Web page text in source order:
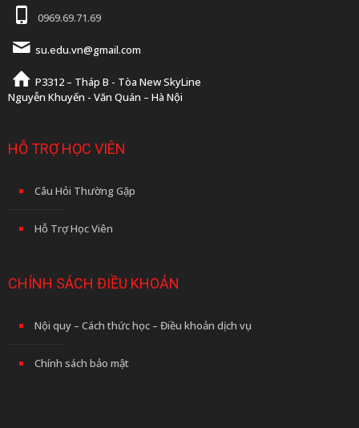
0969.69.71.69
su.edu.vn@gmail.com
P3312 – Tháp B - Tòa New SkyLine
Nguyễn Khuyến - Văn Quán – Hà Nội
HỖ TRỢ HỌC VIÊN
Câu Hỏi Thường Gặp
Hỗ Trợ Học Viên
CHÍNH SÁCH ĐIỀU KHOẢN
Nội quy – Cách thức học – Điều khoản dịch vụ
Chính sách bảo mật